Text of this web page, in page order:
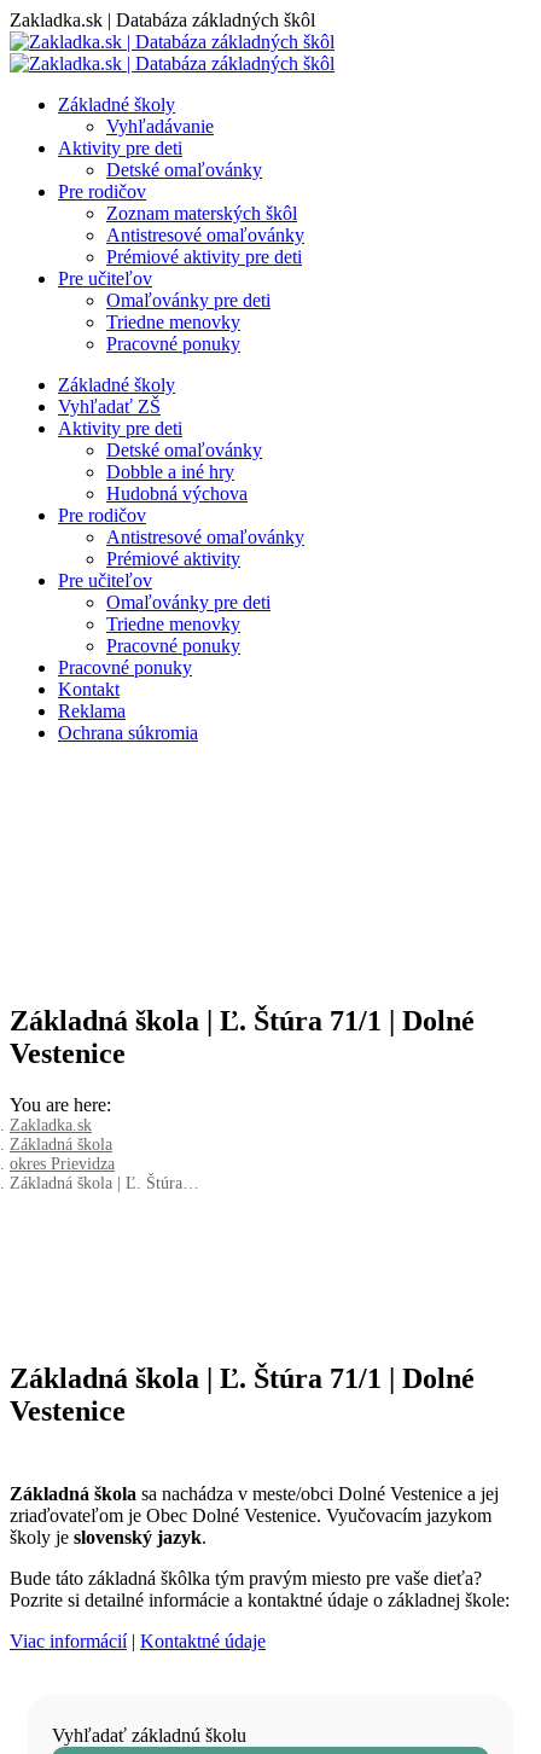
Skip
to
content
Zakladka.sk | Databáza základných škôl
Základné školy
Vyhľadávanie
Aktivity pre deti
Detské omaľovánky
Pre rodičov
Zoznam materských škôl
Antistresové omaľovánky
Prémiové aktivity pre deti
Pre učiteľov
Omaľovánky pre deti
Triedne menovky
Pracovné ponuky
Základné školy
Vyhľadať ZŠ
Aktivity pre deti
Detské omaľovánky
Dobble a iné hry
Hudobná výchova
Pre rodičov
Antistresové omaľovánky
Prémiové aktivity
Pre učiteľov
Omaľovánky pre deti
Triedne menovky
Pracovné ponuky
Pracovné ponuky
Kontakt
Reklama
Ochrana súkromia
Základná škola | Ľ. Štúra 71/1 | Dolné
Vestenice
You are here:
Zakladka.sk
Základná škola
okres Prievidza
Základná škola | Ľ. Štúra…
Základná škola | Ľ. Štúra 71/1 | Dolné
Vestenice
Základná škola sa nachádza v meste/obci Dolné Vestenice a jej
zriaďovateľom je Obec Dolné Vestenice. Vyučovacím jazykom
školy je slovenský jazyk.
Bude táto základná škôlka tým pravým miesto pre vaše dieťa?
Pozrite si detailné informácie a kontaktné údaje o základnej škole:
Viac informácií| Kontaktné údaje
Vyhľadať základnú školu